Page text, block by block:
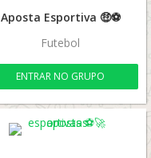
Aposta Esportiva 🤑⚽️
Futebol
ENTRAR NO GRUPO